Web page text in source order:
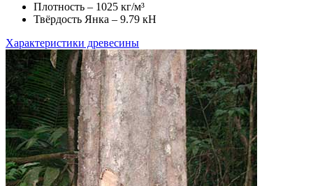
Плотность – 1025 кг/м³
Твёрдость Янка – 9.79 кН
Характеристики древесины